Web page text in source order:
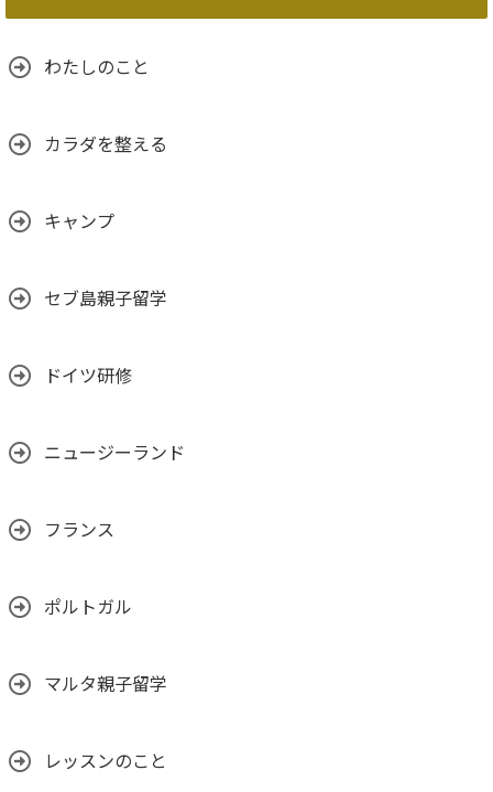
わたしのこと
カラダを整える
キャンプ
セブ島親子留学
ドイツ研修
ニュージーランド
フランス
ポルトガル
マルタ親子留学
レッスンのこと